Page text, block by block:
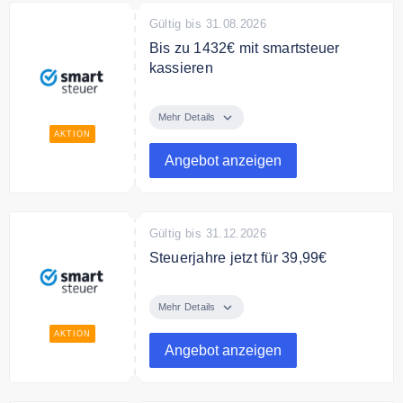
AKTION
Gültig bis 31.08.2026
Bis zu 1432€ mit smartsteuer
kassieren
und 1.432€ im Schnitt kassieren,
Mehr Details
Angebot anzeigen
AKTION
Gültig bis 31.12.2026
Steuerjahre jetzt für 39,99€
39,99€
Mehr Details
Angebot anzeigen